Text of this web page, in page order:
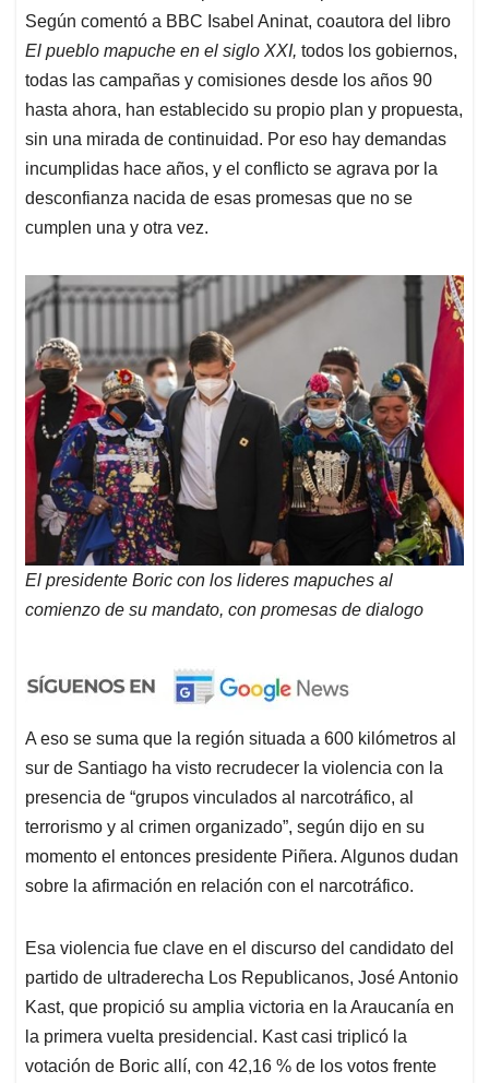
Según comentó a BBC Isabel Aninat, coautora del libro
El pueblo mapuche en el siglo XXI, todos los gobiernos,
todas las campañas y comisiones desde los años 90
hasta ahora, han establecido su propio plan y propuesta,
sin una mirada de continuidad. Por eso hay demandas
incumplidas hace años, y el conflicto se agrava por la
desconfianza nacida de esas promesas que no se
cumplen una y otra vez.
El presidente Boric con los lideres mapuches al
comienzo de su mandato, con promesas de dialogo
A eso se suma que la región situada a 600 kilómetros al
sur de Santiago ha visto recrudecer la violencia con la
presencia de “grupos vinculados al narcotráfico, al
terrorismo y al crimen organizado”, según dijo en su
momento el entonces presidente Piñera. Algunos dudan
sobre la afirmación en relación con el narcotráfico.
Esa violencia fue clave en el discurso del candidato del
partido de ultraderecha Los Republicanos, José Antonio
Kast, que propició su amplia victoria en la Araucanía en
la primera vuelta presidencial. Kast casi triplicó la
votación de Boric allí, con 42,16 % de los votos frente